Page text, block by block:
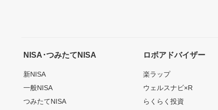
NISA･つみたてNISA
新NISA
一般NISA
つみたてNISA
ロボアドバイザー
楽ラップ
ウェルスナビ×R
らくらく投資